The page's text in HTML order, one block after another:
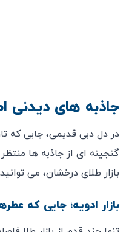
جاذبه ‌های دیدنی
در دل دبی قدیمی، جایی که
گنجینه‌ ای از جاذبه ‌ها
بازار طلای درخشان، می‌
بازار ادویه؛ جایی که